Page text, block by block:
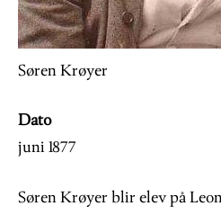
Søren Krøyer
Dato
juni 1877
Søren Krøyer blir elev på